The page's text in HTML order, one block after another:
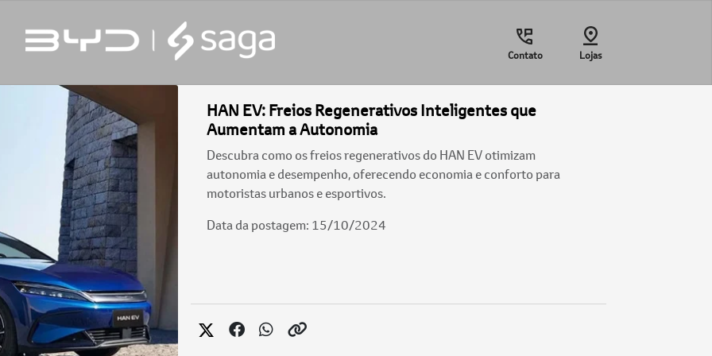
Contato Lojas
HAN EV: Freios Regenerativos Inteligentes que
Aumentam a Autonomia
Descubra como os freios regenerativos do HAN EV otimizam
autonomia e desempenho, oferecendo economia e conforto para
motoristas urbanos e esportivos.
Data da postagem: 15/10/2024